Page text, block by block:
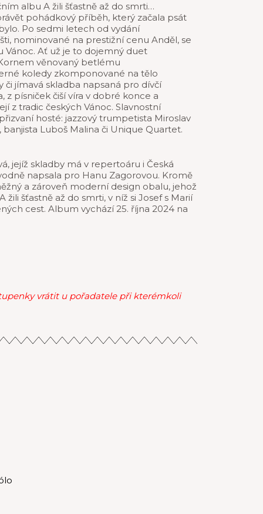
albu A žili šťastně až do smrti…
pohádkový příběh, který začala psát
Po sedmi letech od vydání
nominované na prestižní cenu Anděl, se
Vánoc. Ať už je to dojemný duet
věnovaný betlému
koledy zkomponované na tělo
jímavá skladba napsaná pro dívčí
písniček čiší víra v dobré konce a
z tradic českých Vánoc. Slavnostní
hosté: jazzový trumpetista Miroslav
banjista Luboš Malina či Unique Quartet.
jejíž skladby má v repertoáru i Česká
napsala pro Hanu Zagorovou. Kromě
a zároveň moderní design obalu, jehož
šťastně až do smrti, v níž si Josef s Marií
cest. Album vychází 25. října 2024 na
vrátit u pořadatele při kterémkoli